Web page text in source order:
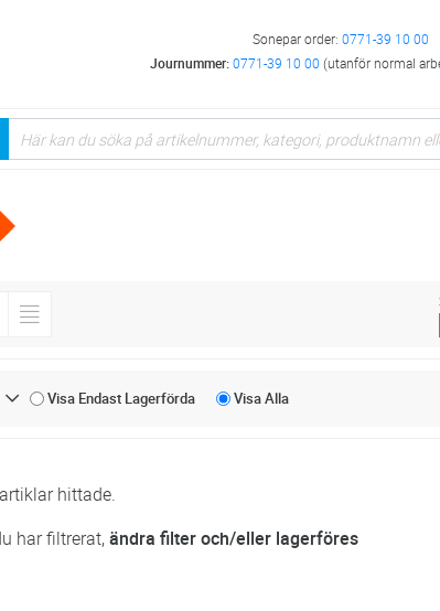
Sonepar order: 0771-39 10 00
Journummer:0771-39 10 00 (utanför normal
Visa Endast Lagerförda VisaAlla
hittade.
har filtrerat,ändra filter och/eller lagerföres